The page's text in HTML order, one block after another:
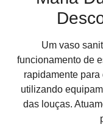
Um vaso
funcionamento de
rapidamente
utilizando
das louças.